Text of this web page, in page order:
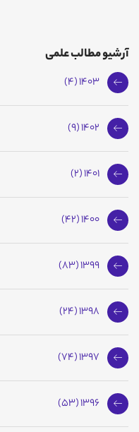
آرشیو مطالب علمی
1403 (4)
1402 (9)
1401 (2)
1400 (42)
1399 (83)
1398 (24)
1397 (74)
1396 (53)